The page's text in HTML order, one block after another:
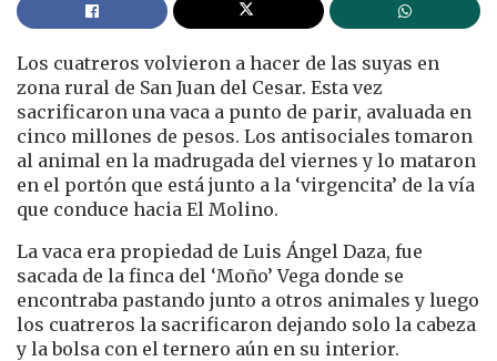
Los cuatreros volvieron a hacer de las suyas en
zona rural de San Juan del Cesar. Esta vez
sacrificaron una vaca a punto de parir, avaluada en
cinco millones de pesos. Los antisociales tomaron
al animal en la madrugada del viernes y lo mataron
en el portón que está junto a la ‘virgencita’ de la vía
que conduce hacia El Molino.
La vaca era propiedad de Luis Ángel Daza, fue
sacada de la finca del ‘Moño’ Vega donde se
encontraba pastando junto a otros animales y luego
los cuatreros la sacrificaron dejando solo la cabeza
y la bolsa con el ternero aún en su interior.